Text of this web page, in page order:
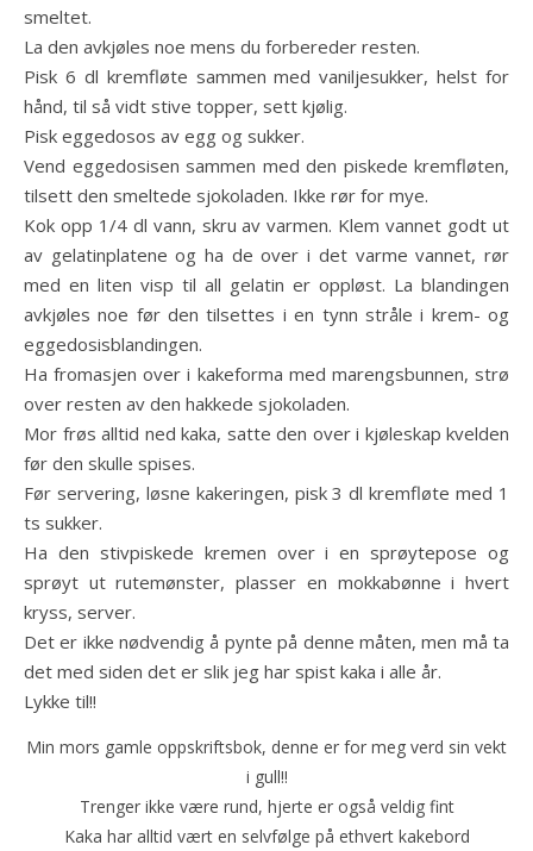
smeltet.
La den avkjøles noe mens du forbereder resten.
Pisk 6 dl kremfløte sammen med vaniljesukker, helst for
hånd, til så vidt stive topper, sett kjølig.
Pisk eggedosos av egg og sukker.
Vend eggedosisen sammen med den piskede kremfløten,
tilsett den smeltede sjokoladen. Ikke rør for mye.
Kok opp 1/4 dl vann, skru av varmen. Klem vannet godt ut
av gelatinplatene og ha de over i det varme vannet, rør
med en liten visp til all gelatin er oppløst. La blandingen
avkjøles noe før den tilsettes i en tynn stråle i krem- og
eggedosisblandingen.
Ha fromasjen over i kakeforma med marengsbunnen, strø
over resten av den hakkede sjokoladen.
Mor frøs alltid ned kaka, satte den over i kjøleskap kvelden
før den skulle spises.
Før servering, løsne kakeringen, pisk 3 dl kremfløte med 1
ts sukker.
Ha den stivpiskede kremen over i en sprøytepose og
sprøyt ut rutemønster, plasser en mokkabønne i hvert
kryss, server.
Det er ikke nødvendig å pynte på denne måten, men må ta
det med siden det er slik jeg har spist kaka i alle år.
Lykke til!!
Min mors gamle oppskriftsbok, denne er for meg verd sin vekt
i gull!!
Trenger ikke være rund, hjerte er også veldig fint
Kaka har alltid vært en selvfølge på ethvert kakebord